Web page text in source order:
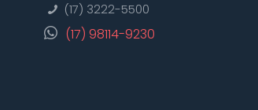
(17) 3222-5500
(17) 98114-9230